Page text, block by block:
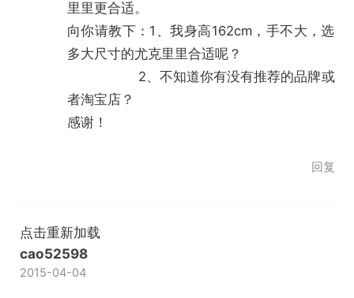
里里更合适。
向你请教下：1、我身高162cm，手不大，选
多大尺寸的尤克里里合适呢？
2、不知道你有没有推荐的品牌或
者淘宝店？
感谢！
回复
点击重新加载
cao52598
2015-04-04